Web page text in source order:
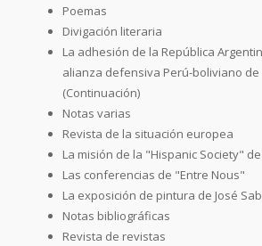
Poemas
Divigación literaria
La adhesión de la República
alianza defensiva Perú-boliviano de
(Continuación)
Notas varias
Revista de la situación europea
La misión de la "Hispanic Society"
Las conferencias de "Entre Nous"
La exposición de pintura de José
Notas bibliográficas
Revista de revistas